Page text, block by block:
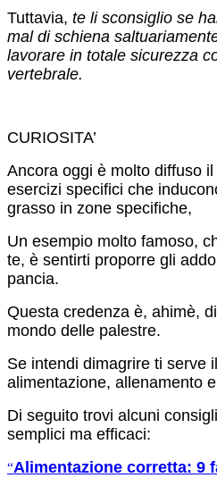
Tuttavia, te li sconsiglio se
mal di schiena
lavorare in totale sicurezza
vertebrale.
CURIOSITA’
Ancora oggi è molto diffuso
esercizi specifici che
grasso in zone specifiche,
Un esempio molto famoso,
te, è sentirti proporre gli
pancia.
Questa credenza è, ahimè,
mondo delle palestre.
Se intendi dimagrire ti serve
alimentazione, allenamento
Di seguito trovi alcuni
semplici ma efficaci:
“Alimentazione corretta: 9